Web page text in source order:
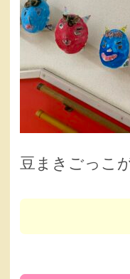
豆まきごっこ